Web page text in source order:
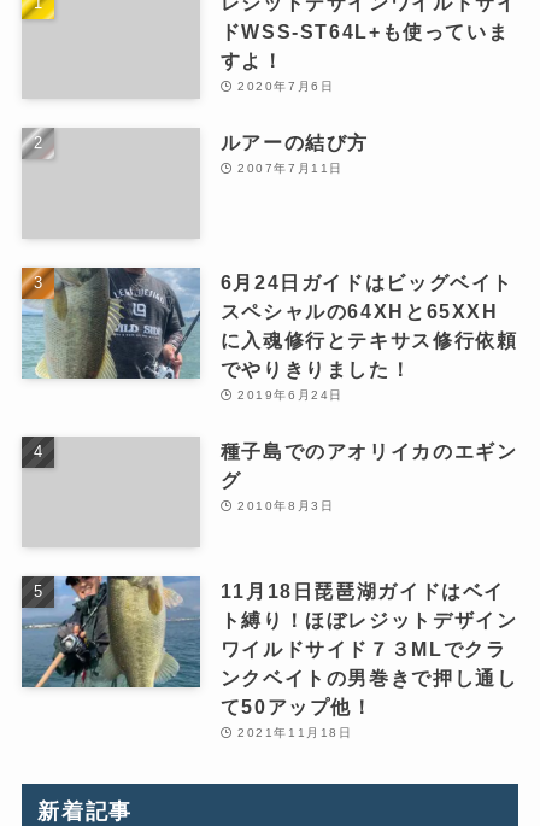
ドWSS-ST64L+も使っていま
すよ！
2020年7月6日
ルアーの結び方
2007年7月11日
6月24日ガイドはビッグベイト
スペシャルの64XHと65XXH
に入魂修行とテキサス修行依頼
でやりきりました！
2019年6月24日
種子島でのアオリイカのエギン
グ
2010年8月3日
11月18日琵琶湖ガイドはベイ
ト縛り！ほぼレジットデザイン
ワイルドサイド７３MLでクラ
ンクベイトの男巻きで押し通し
て50アップ他！
2021年11月18日
新着記事